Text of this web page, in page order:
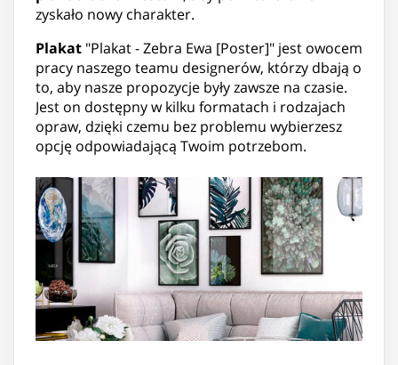
zyskało nowy charakter.
Plakat "Plakat - Zebra Ewa [Poster]" jest owocem
pracy naszego teamu designerów, którzy dbają o
to, aby nasze propozycje były zawsze na czasie.
Jest on dostępny w kilku formatach i rodzajach
opraw, dzięki czemu bez problemu wybierzesz
opcję odpowiadającą Twoim potrzebom.